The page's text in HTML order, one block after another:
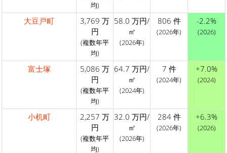
均)
大豆戸町
3,769 万
円
(複数年平
均)
58.0 万円/
㎡
(2026年)
806 件
(2026年)
-2.2%
(2026)
富士塚
5,086 万
円
(複数年平
均)
64.7 万円/
㎡
(2024年)
7 件
(2024年)
+7.0%
(2024)
小机町
2,257 万
円
(複数年平
均)
32.0 万円/
㎡
(2026年)
284 件
(2026年)
+6.3%
(2026)